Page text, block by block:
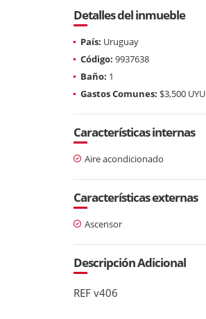
Detalles del inmueble
País: Uruguay
Código: 9937638
Baño: 1
Gastos Comunes: $3,500 UYU
Características internas
Aire acondicionado
Características externas
Ascensor
Descripción Adicional
REF v406